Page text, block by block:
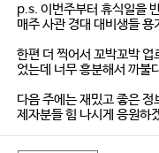
p.s. 이번주부터 휴식일을
매주 사관 경대 대비생들
한편 더 찍어서 꼬박꼬박
었는데 너무 흥분해서 까불
다음 주에는 재밌고 좋은
제자분들 힘 나시게 응원하